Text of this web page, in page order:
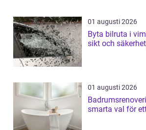
01 augusti 2026
Byta bilruta i
sikt och
01 augusti 2026
smarta val för